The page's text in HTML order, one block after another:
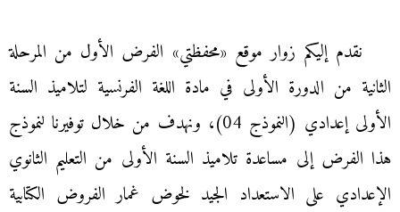
نقدم إليكم زوار موقع «محفظتي» الفرض الأول من المرحلة
الثانية من الدورة الأولى في مادة اللغة الفرنسية لتلاميذ السنة
الأولى إعدادي (النموذج 04)، ونهدف من خلال توفيرنا لنموذج
هذا الفرض إلى مساعدة تلاميذ السنة الأولى من التعليم الثانوي
الإعدادي على الاستعداد الجيد لخوض غمار الفروض الكتابية